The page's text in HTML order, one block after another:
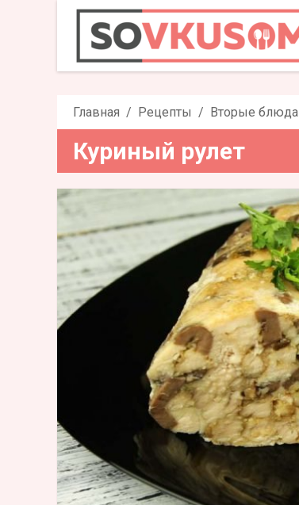
Главная Рецепты Вторые блюда
Куриный рулет